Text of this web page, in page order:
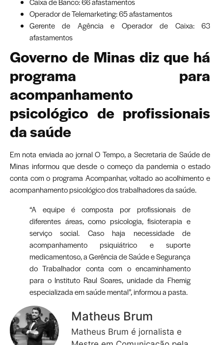
Operador de Telemarketing: 65 afastamentos
Gerente de Agência e Operador de Caixa: 63
afastamentos
Governo de Minas diz que há
programa para
acompanhamento
psicológico de profissionais
da saúde
Em nota enviada ao jornal O Tempo, a Secretaria de Saúde de
Minas informou que desde o começo da pandemia o estado
conta com o programa Acompanhar, voltado ao acolhimento e
acompanhamento psicológico dos trabalhadores da saúde.
“A equipe é composta por profissionais de
diferentes áreas, como psicologia, fisioterapia e
serviço social. Caso haja necessidade de
acompanhamento psiquiátrico e suporte
medicamentoso, a Gerência de Saúde e Segurança
do Trabalhador conta com o encaminhamento
para o Instituto Raul Soares, unidade da Fhemig
especializada em saúde mental”, informou a pasta.
Matheus Brum
Matheus Brum é jornalista e